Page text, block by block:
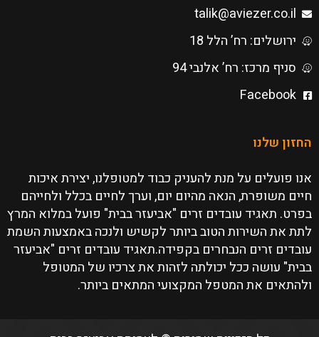
talik@aviezer.co.il
ירושלים: רח’ הלל 18
סניף מרכז: רח’ אלנבי 94
Facebook
החזון שלנו
אנו פועלים על מנת להעניק כבוד למטופלנו, יצירת איכות
חיים משופרת, הנאה מהיום יום, וערך לחיים בכלל ולחייהם
בפרט. תאגיד עובדים זרים "אביעזר בבית" פועל במלוא המרץ
לתת את השירות הטוב ביותר לקשיש ולנכה באמצעות השמת
עובדים זרים הנבחרים בקפידה.תאגיד עובדים זרים "אביעזר
בבית" עושה ככל יכולתה לזהות את צרכיו של המטופל
ולהתאים את המטפל המקצועי המתאים ביותר.